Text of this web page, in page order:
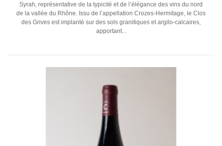
Syrah, représentative de la typicité et de l’élégance des vins du nord
de la vallée du Rhône. Issu de l’appellation Crozes-Hermitage, le Clos
des Grives est implanté sur des sols granitiques et argilo-calcaires,
apportant...